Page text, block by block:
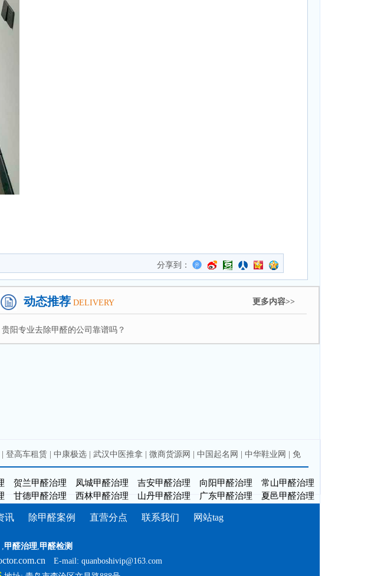
分享到：
动态推荐 DELIVERY 更多内容>>
贵阳专业去除甲醛的公司靠谱吗？
登高车租赁 中康极选 武汉中医推拿 微商货源网 中国起名网 中华鞋业网
免
贺兰甲醛治理 凤城甲醛治理 吉安甲醛治理 向阳甲醛治理
常山甲醛治理
甘德甲醛治理 西林甲醛治理 山丹甲醛治理 广东甲醛治理
夏邑甲醛治理
讯 除甲醛案例 直营分点 联系我们 网站tag
,甲醛治理,甲醛检测
E-mail: quanboshivip@163.com